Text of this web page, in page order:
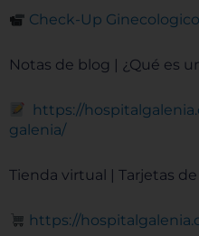
Check-Up Ginecologico
Notas de blog | ¿Qué es
https://
galenia/
Tienda virtual | Tarjetas de
https://